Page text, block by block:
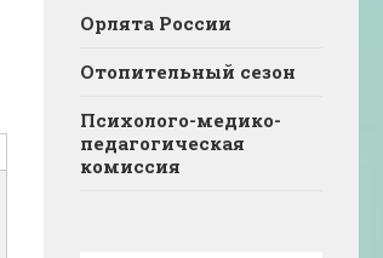
Орлята России
Отопительный сезон
Психолого-медико-
педагогическая
комиссия